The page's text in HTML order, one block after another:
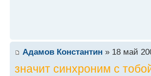
Адамов Константин » 18 май
значит синхроним с